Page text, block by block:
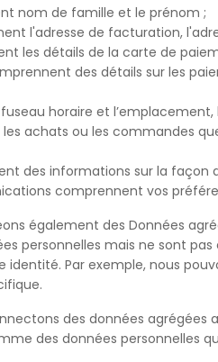
nom de famille et le prénom ;
l'adresse de facturation,
les détails de la carte de
des détails sur les
horaire et
achats ou les commandes
des informations sur la façon
comprennent vos
également des Données
personnelles mais ne sont
Par exemple, nous
des données
des données